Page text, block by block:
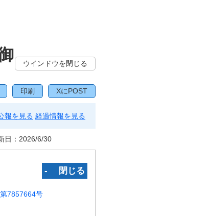
ウインドウを閉じる
印刷 XにPOST
報を見る 経過情報を見る
日： 2026/6/30
‐ 閉じる
7857664号